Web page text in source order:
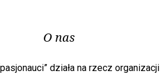
O nas
działa na rzecz organizacji